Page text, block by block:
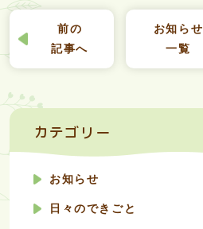
前の
記事へ
お知らせ
一覧
カテゴリー
お知らせ
日々のできごと